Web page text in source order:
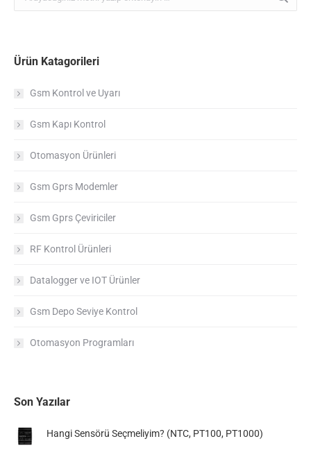
Ürün Katagorileri
Gsm Kontrol ve Uyarı
Gsm Kapı Kontrol
Otomasyon Ürünleri
Gsm Gprs Modemler
Gsm Gprs Çeviriciler
RF Kontrol Ürünleri
Datalogger ve IOT Ürünler
Gsm Depo Seviye Kontrol
Otomasyon Programları
Son Yazılar
Hangi Sensörü Seçmeliyim? (NTC, PT100, PT1000)